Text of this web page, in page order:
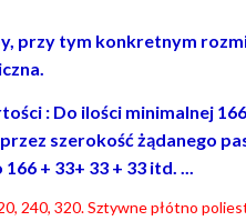
przy tym konkretnym
: Do ilości minimalnej
szerokość żądanego
+ 33+ 33 + 33 itd. ...
240, 320. Sztywne płótno